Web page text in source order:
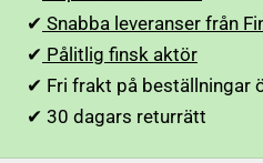
✔ Snabba leveranser från
✔ Pålitlig finsk aktör
✔ Fri frakt på beställningar
✔ 30 dagars returrätt